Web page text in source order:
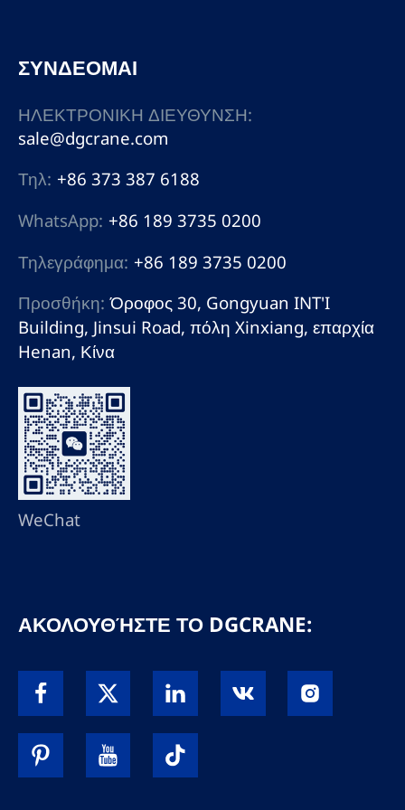
ΣΥΝΔΕΟΜΑΙ
ΗΛΕΚΤΡΟΝΙΚΗ ΔΙΕΥΘΥΝΣΗ:
sale@dgcrane.com
Τηλ: +86 373 387 6188
WhatsApp: +86 189 3735 0200
Τηλεγράφημα: +86 189 3735 0200
Προσθήκη: Όροφος 30, Gongyuan INT'I
Building, Jinsui Road, πόλη Xinxiang, επαρχία
Henan, Κίνα
WeChat
ΑΚΟΛΟΥΘΉΣΤΕ ΤΟ DGCRANE: